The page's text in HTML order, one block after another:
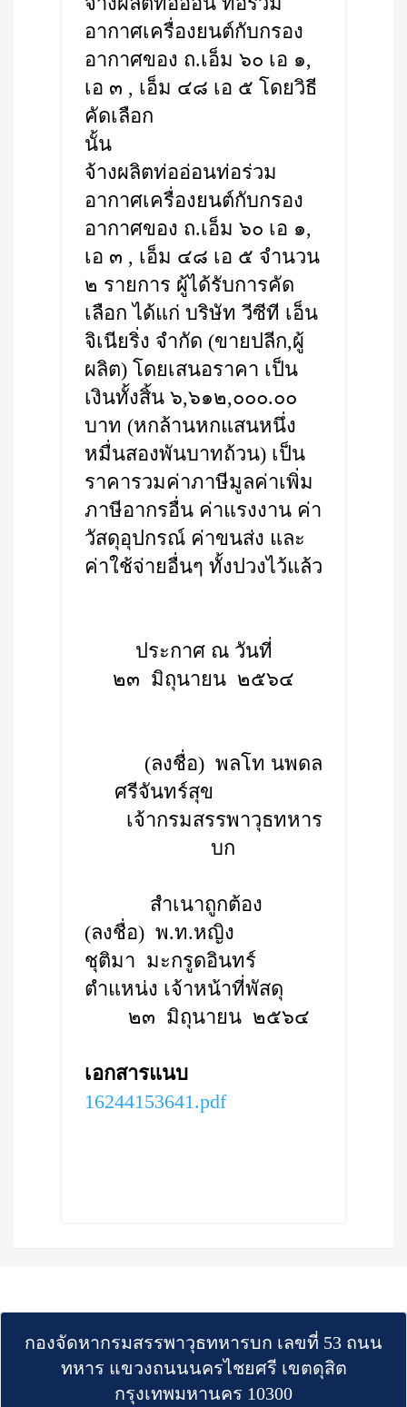
อากาศเครื่องยนต์กับกรอง
อากาศของ ถ.เอ็ม ๖๐ เอ ๑,
เอ ๓ , เอ็ม ๔๘ เอ ๕ โดยวิธี
คัดเลือก
นั้น
จ้างผลิตท่ออ่อนท่อร่วม
อากาศเครื่องยนต์กับกรอง
อากาศของ ถ.เอ็ม ๖๐ เอ ๑,
เอ ๓ , เอ็ม ๔๘ เอ ๕ จำนวน
๒ รายการ ผู้ได้รับการคัด
เลือก ได้แก่ บริษัท วีซีที เอ็น
จิเนียริ่ง จำกัด (ขายปลีก,ผู้
ผลิต) โดยเสนอราคา เป็น
เงินทั้งสิ้น ๖,๖๑๒,๐๐๐.๐๐
บาท (หกล้านหกแสนหนึ่ง
หมื่นสองพันบาทถ้วน) เป็น
ราคารวมค่าภาษีมูลค่าเพิ่ม
ภาษีอากรอื่น ค่าแรงงาน ค่า
วัสดุอุปกรณ์ ค่าขนส่ง และ
ค่าใช้จ่ายอื่นๆ ทั้งปวงไว้แล้ว
ประกาศ ณ วันที่
๒๓ มิถุนายน ๒๕๖๔
(ลงชื่อ) พลโท นพดล
ศรีจันทร์สุข
เจ้ากรมสรรพาวุธทหาร
บก
สำเนาถูกต้อง
(ลงชื่อ) พ.ท.หญิง
ชุติมา มะกรูดอินทร์
ตำแหน่ง เจ้าหน้าที่พัสดุ
๒๓ มิถุนายน ๒๕๖๔
เอกสารแนบ
16244153641.pdf
กองจัดหากรมสรรพาวุธทหารบก เลขที่ 53 ถนน
ทหาร แขวงถนนนครไชยศรี เขตดุสิต
กรุงเทพมหานคร 10300